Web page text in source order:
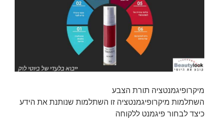
מיקרופיגמנטציה תורת הצבע
השתלמות מיקרופיגמנטציה זו השתלמות שנותנת את הידע
כיצד לבחור פיגמנט ללקוחה